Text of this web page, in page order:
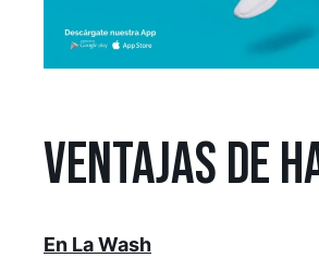
VENTAJAS DE
En La Wash